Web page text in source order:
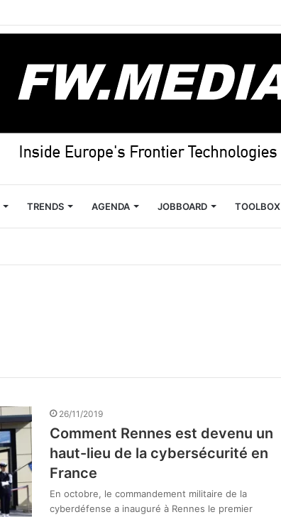
TRENDS AGENDA JOBBOARD TOOLBOX
26/11/2019
Comment Rennes est devenu un
haut-lieu de la cybersécurité en
France
En octobre, le commandement militaire de la
cyberdéfense a inauguré à Rennes le premier